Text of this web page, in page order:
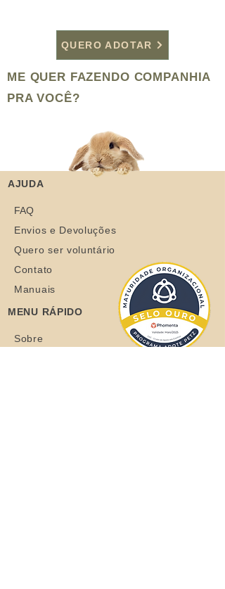
QUERO ADOTAR
ME QUER FAZENDO COMPANHIA
PRA VOCÊ?
AJUDA
FAQ
Envios e Devoluções
Quero ser voluntário
Contato
Manuais
MENU RÁPIDO
Sobre